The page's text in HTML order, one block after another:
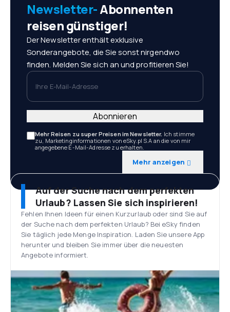
Newsletter-Abonnenten
reisen günstiger!
Der Newsletter enthält exklusive
Sonderangebote, die Sie sonst nirgendwo
finden. Melden Sie sich an und profitieren Sie!
Ihre E-Mail-Adresse
Mehr Reisen zu super Preisen im Newsletter. Ich stimme
zu, Marketinginformationen von eSky.pl S.A an die von mir
angegebene E-Mail-Adresse zu erhalten.
Mehr anzeigen
Abonnieren
Auf der Suche nach dem perfekten
Urlaub? Lassen Sie sich inspirieren!
Fehlen Ihnen Ideen für einen Kurzurlaub oder sind Sie auf
der Suche nach dem perfekten Urlaub? Bei eSky finden
Sie täglich jede Menge Inspiration. Laden Sie unsere App
herunter und bleiben Sie immer über die neuesten
Angebote informiert.